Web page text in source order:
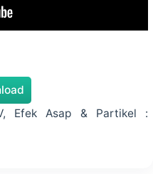
Efek Asap & Partikel :